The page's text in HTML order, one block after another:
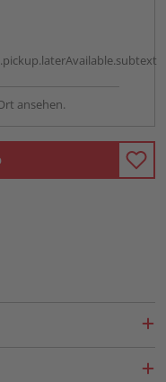
ansehen.